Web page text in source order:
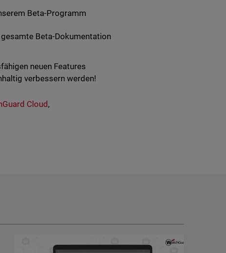
Beta-Programm
Beta-Dokumentation
neuen Features
verbessern werden!
Cloud,